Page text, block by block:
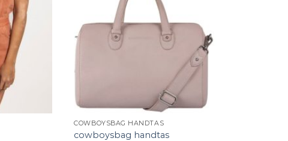
COWBOYSBAG HANDTAS
cowboysbag handtas